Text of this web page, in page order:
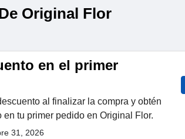
Original Flor
en el primer
al finalizar la compra y obtén
en tu primer pedido en Original Flor.
31, 2026